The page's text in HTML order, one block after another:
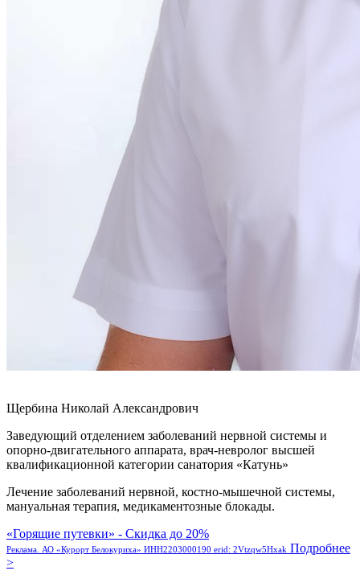
Щербина Николай Александрович
Заведующий отделением заболеваний нервной системы и
опорно-двигательного аппарата, врач-невролог высшей
квалификационной категории санатория «Катунь»
Лечение заболеваний нервной, костно-мышечной системы,
мануальная терапия, медикаментозные блокады.
«Горящие путевки» - Скидка до 20%
Реклама. АО «Курорт Белокуриха» ИНН2203000190 erid: 2Vtzqw5Hxak Подробнее
>